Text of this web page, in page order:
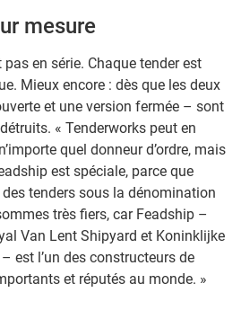
mesure
en série. Chaque tender est
Mieux encore : dès que les deux
et une version fermée – sont
« Tenderworks peut en
quel donneur d’ordre, mais
est spéciale, parce que
tenders sous la dénomination
très fiers, car Feadship –
Van Lent Shipyard et Koninklijke
est l’un des constructeurs de
et réputés au monde. »